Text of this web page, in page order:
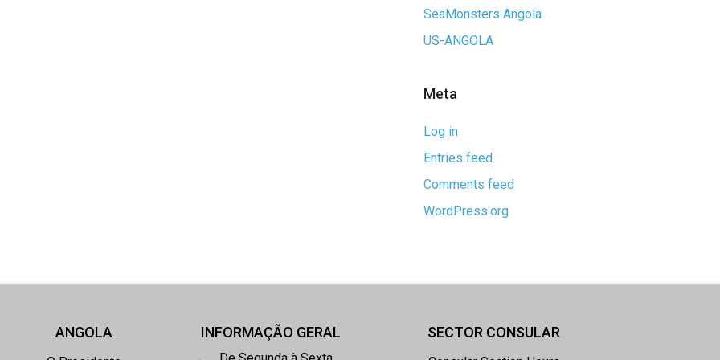
SeaMonsters Angola
US-ANGOLA
Meta
Log in
Entries feed
Comments feed
WordPress.org
ANGOLA INFORMAÇÃO GERAL SECTOR CONSULAR